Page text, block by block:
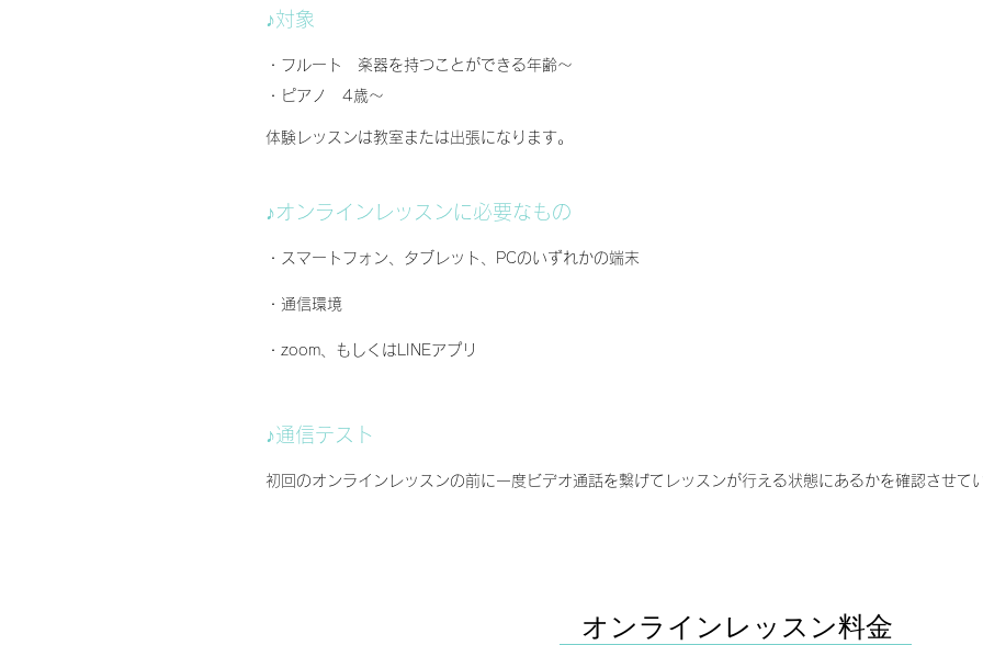
♪対象
・フルート 楽器を持つことができる年齢〜
・ピアノ 4歳〜
体験レッスンは教室または出張になります。
♪オンラインレッスンに必要なもの
・スマートフォン、タブレット、PCのいずれかの端末
・通信環境
​・zoom、もしくはLINEアプリ
​♪通信テスト
初回のオンラインレッスンの前に一度ビデオ通話を繋げてレッスンが行える状態にあるかを確認させて
​オンライン レッスン料金